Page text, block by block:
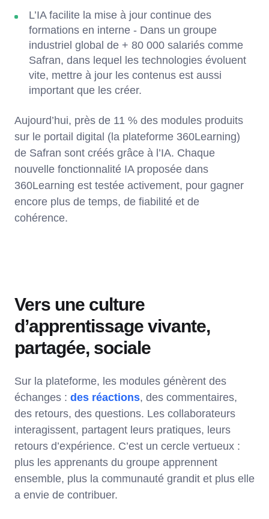
L’IA facilite la mise à jour continue des
formations en interne - Dans un groupe
industriel global de + 80 000 salariés comme
Safran, dans lequel les technologies évoluent
vite, mettre à jour les contenus est aussi
important que les créer.
Aujourd’hui, près de 11 % des modules produits
sur le portail digital (la plateforme 360Learning)
de Safran sont créés grâce à l’IA. Chaque
nouvelle fonctionnalité IA proposée dans
360Learning est testée activement, pour gagner
encore plus de temps, de fiabilité et de
cohérence.
Vers une culture
d’apprentissage vivante,
partagée, sociale
Sur la plateforme, les modules génèrent des
échanges : des réactions, des commentaires,
des retours, des questions. Les collaborateurs
interagissent, partagent leurs pratiques, leurs
retours d’expérience. C’est un cercle vertueux :
plus les apprenants du groupe apprennent
ensemble, plus la communauté grandit et plus elle
a envie de contribuer.